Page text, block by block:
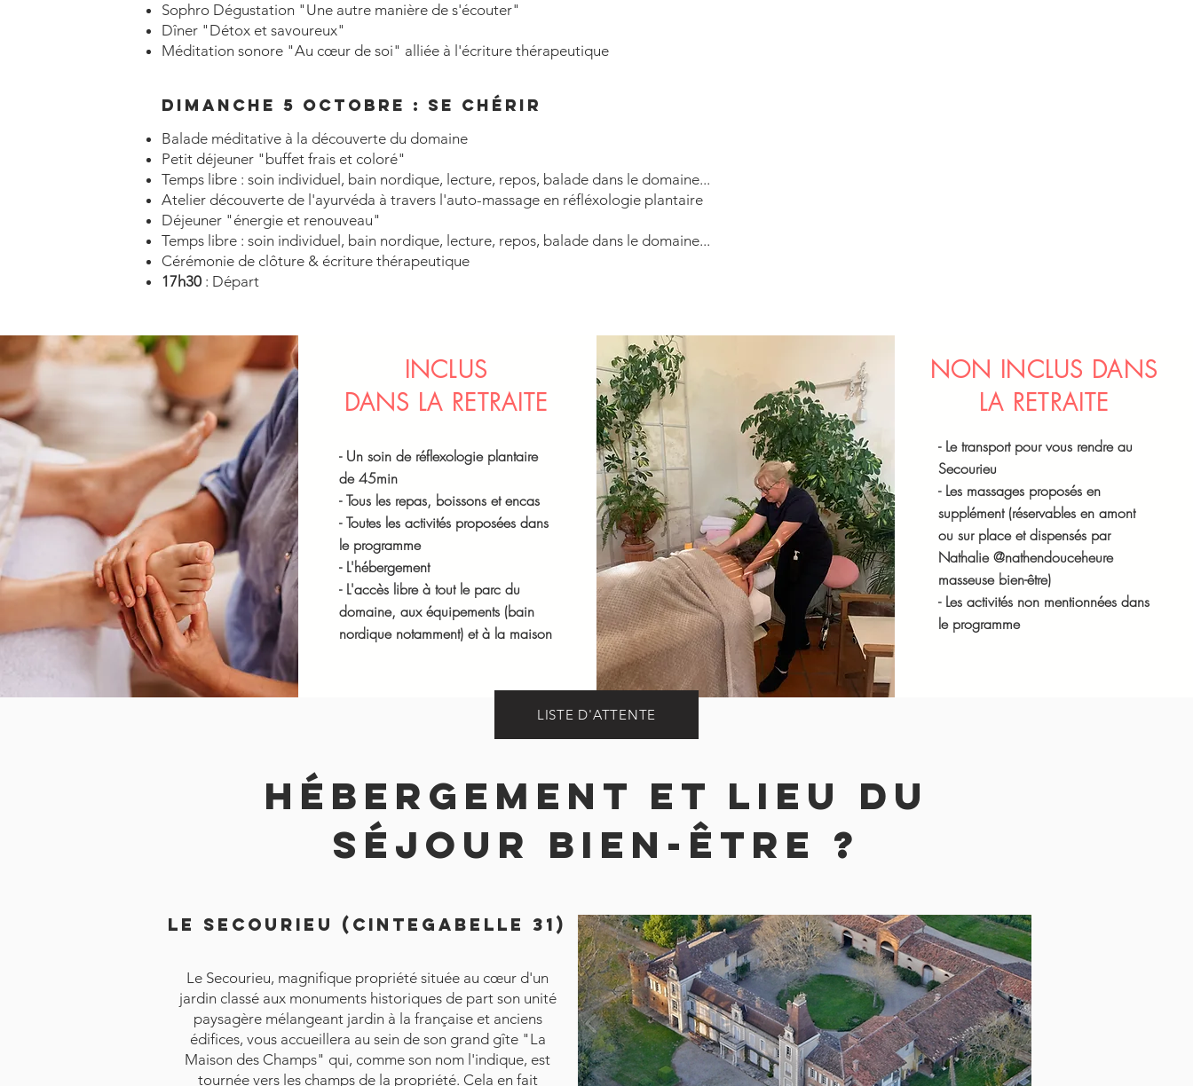
Sophro Dégustation "Une autre manière de s'écouter"
Dîner "Détox et savoureux"
Méditation sonore "Au cœur de soi" alliée à l'écriture thérapeutique
DIMANCHE 5 OCTOBRE : se chérir
Balade méditative à la découverte du domaine
Petit déjeuner "buffet frais et coloré"
Temps libre : soin individuel, bain nordique, lecture, repos, balade dans le domaine...
Atelier découverte de l'ayurvéda à travers l'auto-massage en réfléxologie plantaire
Déjeuner "énergie et renouveau"
Temps libre : soin individuel, bain nordique, lecture, repos, balade dans le domaine...
Cérémonie de clôture & écriture thérapeutique
17h30 : Départ
INCLUS
DANS LA RETRAITE
- Un soin de réflexologie plantaire
de 45min
- Tous les repas, boissons et encas
- Toutes les activités proposées dans
le programme
- L'hébergement
- L'accès libre à tout le parc du
domaine, aux équipements (bain
nordique notamment) et à la maison
NON INCLUS DANS
LA RETRAITE
- Le transport pour vous rendre au
Secourieu
- Les massages proposés en
supplément (réservables en amont
ou sur place et dispensés par
Nathalie @nathendouceheure
masseuse bien-être)
- Les activités non mentionnées dans
le programme
LISTE D'ATTENTE
Hébergement et lieu du
séjour bien-être ?
LE SECOURIEU (Cintegabelle 31)
Le Secourieu, magnifique propriété située au cœur d'un
jardin classé aux monuments historiques de part son unité
paysagère mélangeant jardin à la française et anciens
édifices, vous accueillera au sein de son grand gîte "La
Maison des Champs" qui, comme son nom l'indique, est
tournée vers les champs de la propriété. Cela en fait